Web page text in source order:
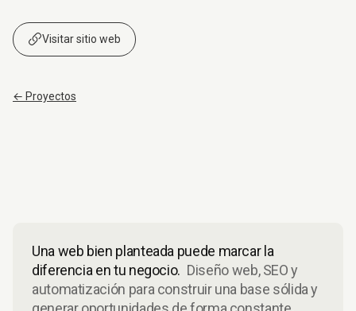
Visitar sitio web
← Proyectos
Una web bien planteada puede marcar la
diferencia en tu negocio. Diseño web, SEO y
automatización para construir una base sólida y